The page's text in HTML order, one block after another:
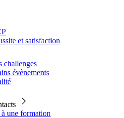
et satisfaction
challenges
évènements
une formation